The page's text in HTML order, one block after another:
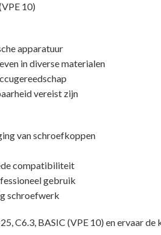
10)
apparatuur
in diverse materialen
vereist zijn
van schroefkoppen
compatibiliteit
gebruik
schroefwerk
C6.3, BASIC (VPE 10) en ervaar